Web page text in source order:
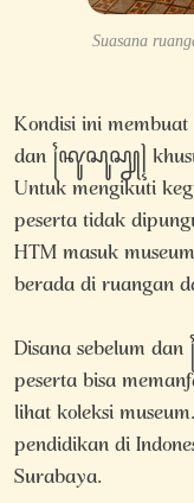
Suasana
Kondisi ini
dan ꧌ꦑꦸꦱꦸꦱ꧀ꦚ꧍
Untuk mengikuti
peserta tidak
HTM masuk
berada di ruangan
Disana sebelum
peserta bisa
lihat koleksi
pendidikan di
Surabaya.